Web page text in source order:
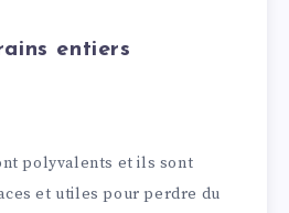
entiers
polyvalents et ils sont
et utiles pour perdre du